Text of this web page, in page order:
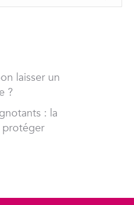
laisser un
?
: la